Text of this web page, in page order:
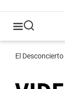
El Desconcierto